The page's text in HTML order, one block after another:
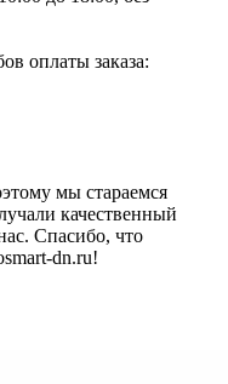
оплаты заказа:
мы стараемся
качественный
Спасибо, что
dn.ru!